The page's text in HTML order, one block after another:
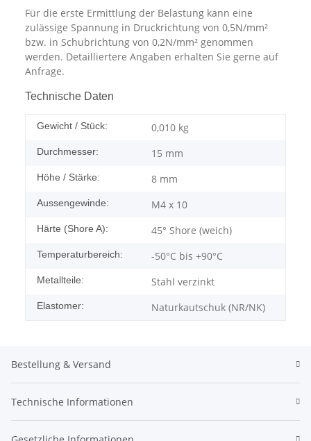
Für die erste Ermittlung der Belastung kann eine
zulässige Spannung in Druckrichtung von 0,5N/mm²
bzw. in Schubrichtung von 0,2N/mm² genommen
werden. Detailliertere Angaben erhalten Sie gerne auf
Anfrage.
Technische Daten
Gewicht / Stück: 0,010 kg
Durchmesser: 15 mm
Höhe / Stärke: 8 mm
Aussengewinde: M4 x 10
Härte (Shore A): 45° Shore (weich)
Temperaturbereich: -50°C bis +90°C
Metallteile: Stahl verzinkt
Elastomer: Naturkautschuk (NR/NK)
Bestellung & Versand
Technische Informationen